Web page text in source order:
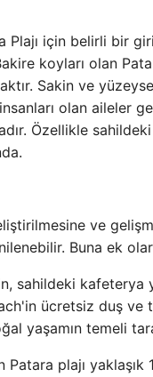
için belirli bir
koyları olan
Sakin ve
olan aileler
Özellikle
ve
Buna ek
sahildeki
ücretsiz duş
yaşamın temeli
plajı